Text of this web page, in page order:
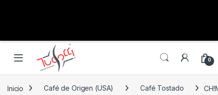
0
Inicio Café de Origen (USA) Café Tostado